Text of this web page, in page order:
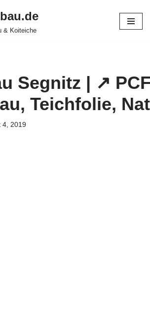
& Koiteiche
Segnitz | ↗️
Teichfolie,
4, 2019